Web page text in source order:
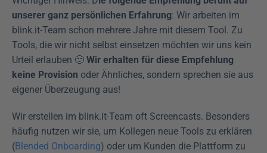
unserer ganz persönlichen Erfahrung: Wir arbeiten im
blink.it-Team schon mehrere Jahre mit diesem Tool. Zu
Tools, die wir nicht selbst einsetzen möchten wir uns kein
Urteil erlauben 🙂 Wir erhalten für diese Empfehlung
keine Provision oder Ähnliches, sondern sprechen sie aus
eigener Überzeugung aus!
Wir erstellen im blink.it-Team oft Screencasts. Besonders
häufig nutzen wir sie, um Kollegen neue Tools zu erklären
(Blended Onboarding) oder um Kunden die Plattform zu